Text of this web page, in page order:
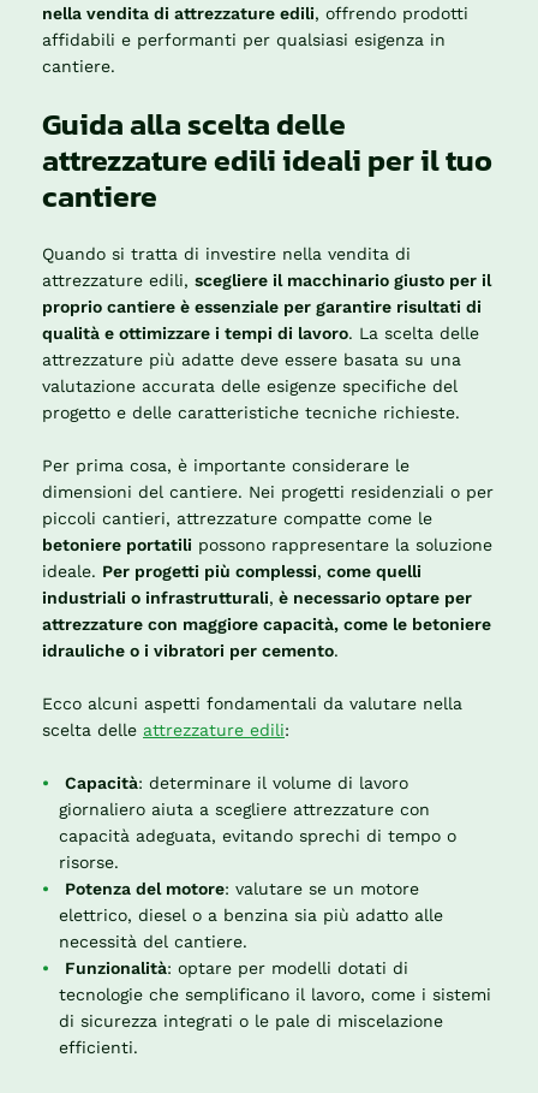
nella vendita di attrezzature edili, offrendo prodotti
affidabili e performanti per qualsiasi esigenza in
cantiere.
Guida alla scelta delle
attrezzature edili ideali per il tuo
cantiere
Quando si tratta di investire nella vendita di
attrezzature edili, scegliere il macchinario giusto per il
proprio cantiere è essenziale per garantire risultati di
qualità e ottimizzare i tempi di lavoro. La scelta delle
attrezzature più adatte deve essere basata su una
valutazione accurata delle esigenze specifiche del
progetto e delle caratteristiche tecniche richieste.
Per prima cosa, è importante considerare le
dimensioni del cantiere. Nei progetti residenziali o per
piccoli cantieri, attrezzature compatte come le
betoniere portatili possono rappresentare la soluzione
ideale. Per progetti più complessi, come quelli
industriali o infrastrutturali, è necessario optare per
attrezzature con maggiore capacità, come le betoniere
idrauliche o i vibratori per cemento.
Ecco alcuni aspetti fondamentali da valutare nella
scelta delle attrezzature edili:
Capacità: determinare il volume di lavoro
giornaliero aiuta a scegliere attrezzature con
capacità adeguata, evitando sprechi di tempo o
risorse.
Potenza del motore: valutare se un motore
elettrico, diesel o a benzina sia più adatto alle
necessità del cantiere.
Funzionalità: optare per modelli dotati di
tecnologie che semplificano il lavoro, come i sistemi
di sicurezza integrati o le pale di miscelazione
efficienti.